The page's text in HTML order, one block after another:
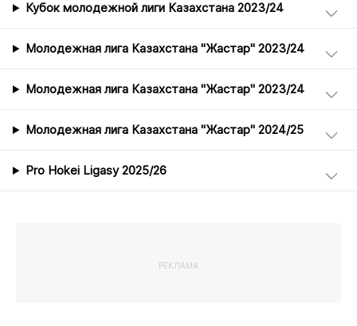
Кубок молодежной лиги Казахстана 2023/24
Молодежная лига Казахстана "Жастар" 2023/24
Молодежная лига Казахстана "Жастар" 2023/24
Молодежная лига Казахстана "Жастар" 2024/25
Pro Hokei Ligasy 2025/26
РЕКЛАМА